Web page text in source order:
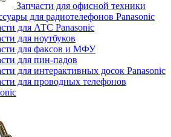
Запчасти для офисной техники
для радиотелефонов Panasonic
для АТС Panasonic
для ноутбуков
для факсов и МФУ
для пин-падов
для интерактивных досок Panasonic
для проводных телефонов